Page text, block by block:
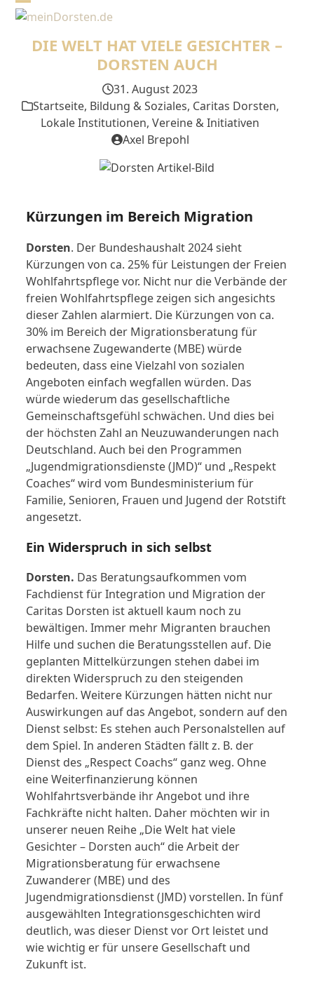
Skip
content
Open
mobile
Close
mobile
DIE WELT HAT VIELE GESICHTER –
DORSTEN AUCH
31. August 2023
Startseite, Bildung & Soziales, Caritas Dorsten,
Lokale Institutionen, Vereine & Initiativen
Axel Brepohl
Kürzungen im Bereich Migration
Dorsten. Der Bundeshaushalt 2024 sieht
Kürzungen von ca. 25% für Leistungen der Freien
Wohlfahrtspflege vor. Nicht nur die Verbände der
freien Wohlfahrtspflege zeigen sich angesichts
dieser Zahlen alarmiert. Die Kürzungen von ca.
30% im Bereich der Migrationsberatung für
erwachsene Zugewanderte (MBE) würde
bedeuten, dass eine Vielzahl von sozialen
Angeboten einfach wegfallen würden. Das
würde wiederum das gesellschaftliche
Gemeinschaftsgefühl schwächen. Und dies bei
der höchsten Zahl an Neuzuwanderungen nach
Deutschland. Auch bei den Programmen
„Jugendmigrationsdienste (JMD)“ und „Respekt
Coaches“ wird vom Bundesministerium für
Familie, Senioren, Frauen und Jugend der Rotstift
angesetzt.
Ein Widerspruch in sich selbst
Dorsten. Das Beratungsaufkommen vom
Fachdienst für Integration und Migration der
Caritas Dorsten ist aktuell kaum noch zu
bewältigen. Immer mehr Migranten brauchen
Hilfe und suchen die Beratungsstellen auf. Die
geplanten Mittelkürzungen stehen dabei im
direkten Widerspruch zu den steigenden
Bedarfen. Weitere Kürzungen hätten nicht nur
Auswirkungen auf das Angebot, sondern auf den
Dienst selbst: Es stehen auch Personalstellen auf
dem Spiel. In anderen Städten fällt z. B. der
Dienst des „Respect Coachs“ ganz weg. Ohne
eine Weiterfinanzierung können
Wohlfahrtsverbände ihr Angebot und ihre
Fachkräfte nicht halten. Daher möchten wir in
unserer neuen Reihe „Die Welt hat viele
Gesichter – Dorsten auch“ die Arbeit der
Migrationsberatung für erwachsene
Zuwanderer (MBE) und des
Jugendmigrationsdienst (JMD) vorstellen. In fünf
ausgewählten Integrationsgeschichten wird
deutlich, was dieser Dienst vor Ort leistet und
wie wichtig er für unsere Gesellschaft und
Zukunft ist.